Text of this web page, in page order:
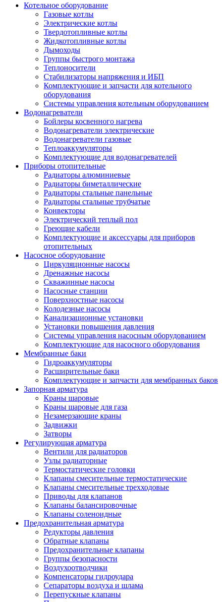
Котельное оборудование
Газовые котлы
Электрические котлы
Твердотопливные котлы
Жидкотопливные котлы
Дымоходы
Группы быстрого монтажа
Теплоносители
Стабилизаторы напряжения и ИБП
Комплектующие и запчасти для котельного
оборудования
Системы управления котельным оборудованием
Водонагреватели
Бойлеры косвенного нагрева
Водонагреватели электрические
Водонагреватели газовые
Теплоаккумуляторы
Комплектующие для водонагревателей
Приборы отопительные
Радиаторы алюминиевые
Радиаторы биметаллические
Радиаторы стальные панельные
Радиаторы стальные трубчатые
Конвекторы
Электрический теплый пол
Греющие кабели
Комплектующие и аксессуары для приборов
отопительных
Насосное оборудование
Циркуляционные насосы
Дренажные насосы
Скважинные насосы
Насосные станции
Поверхностные насосы
Колодезные насосы
Канализационные установки
Установки повышения давления
Системы управления насосным оборудованием
Комплектующие для насосного оборудования
Мембранные баки
Гидроаккумуляторы
Расширительные баки
Комплектующие и запчасти для мембранных баков
Запорная арматура
Краны шаровые
Краны шаровые для газа
Незамерзающие краны
Задвижки
Затворы
Регулирующая арматура
Вентили для радиаторов
Узлы радиаторные
Термостатические головки
Клапаны смесительные термостатические
Клапаны смесительные трехходовые
Приводы для клапанов
Клапаны балансировочные
Клапаны соленоидные
Предохранительная арматура
Редукторы давления
Обратные клапаны
Предохранительные клапаны
Группы безопасности
Воздухоотводчики
Компенсаторы гидроудара
Сепараторы воздуха и шлама
Перепускные клапаны